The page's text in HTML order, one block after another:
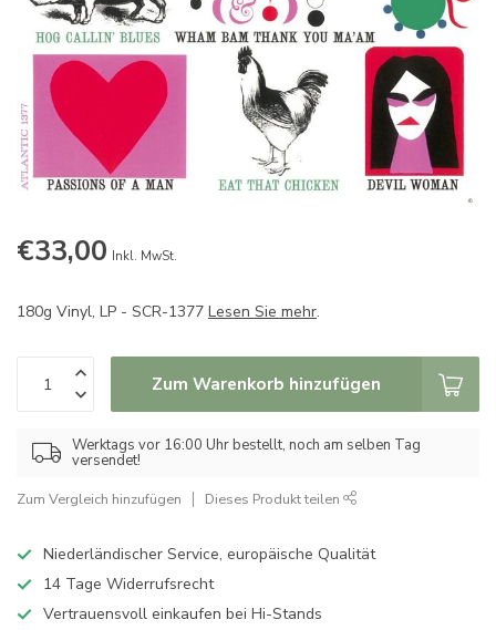
€33,00 Inkl. MwSt.
180g Vinyl, LP - SCR-1377 Lesen Sie mehr.
Zum Warenkorb hinzufügen
Werktags vor 16:00 Uhr bestellt, noch am selben Tag
versendet!
Zum Vergleich hinzufügen Dieses Produkt teilen
Niederländischer Service, europäische Qualität
14 Tage Widerrufsrecht
Vertrauensvoll einkaufen bei Hi-Stands